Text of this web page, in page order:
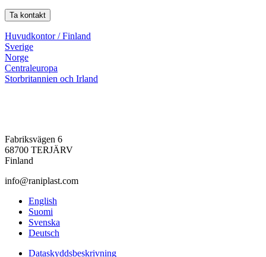
Ta kontakt
Huvudkontor / Finland
Sverige
Norge
Centraleuropa
Storbritannien och Irland
Fabriksvägen 6
68700 TERJÄRV
Finland
info@raniplast.com
Facebook
YouTube
Instagram
LinkedInEnglish
Suomi
Svenska
Deutsch
Dataskyddsbeskrivning